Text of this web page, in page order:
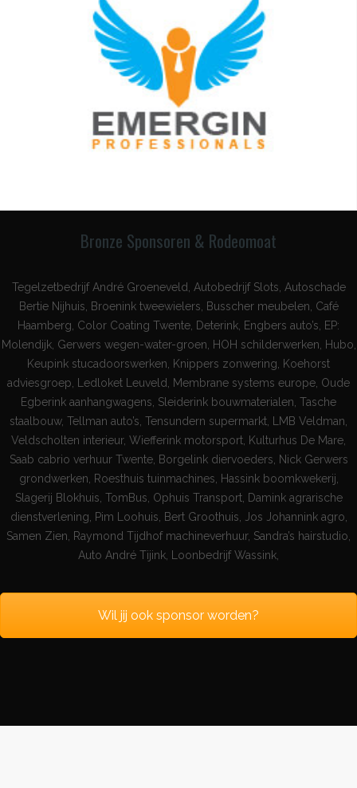
Bronze Sponsoren & Rodeomoat
Tegelzetbedrijf André Groeneveld, Autobedrijf Slots, Autoschade
Bertie Nijhuis, Broenink tweewielers, Busscher meubelen, Café
Haamberg, Color Coating Twente, Deterink, Engbers auto’s, EP:
Molendijk, Gerwers wegen-water-groen, HOH schilderwerken, Hubo,
Keupink stucadoorswerken, Knippers zonwering, Koehorst
adviesgroep, Ledloket Leuveld, Membrane systems europe, Oude
Egberink aanhangwagens, Sleiderink bouwmaterialen, Tasche
staalbouw, Tellman auto’s, Tensundern supermarkt, LMB Veldman,
Veldscholten interieur, Wiefferink motorsport, Kulturhus De Mare,
Saab cabrio verhuur Twente, Borgelink diervoeders, Nick Gerwers
grondwerken, Roesthuis tuinmachines, Hassink boomkwekerij,
Slagerij Blokhuis, TomBus, Ophuis Transport, Damink agrarische
dienstverlening, Pim Loohuis, Bert Groothuis, Jos Johannink agro,
Samen Zien, Raymond Tijdhof machineverhuur, Sandra’s hairstudio,
Auto André Tijink, Loonbedrijf Wassink,
Wil jij ook sponsor worden?